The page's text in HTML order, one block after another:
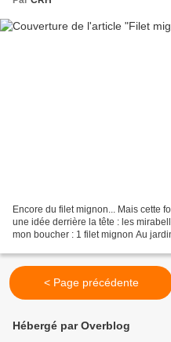
Encore du filet mignon... Mais cette
une idée derrière la tête : les
mon boucher : 1 filet mignon Au
< Page précédente
Hébergé par Overblog